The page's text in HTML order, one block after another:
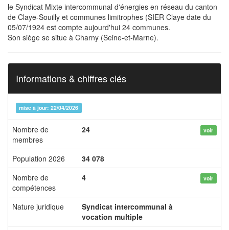
le Syndicat Mixte intercommunal d'énergies en réseau du canton
de Claye-Souilly et communes limitrophes (SIER Claye date du
05/07/1924 est compte aujourd'hui 24 communes.
Son siège se situe à Charny (Seine-et-Marne).
Informations & chiffres clés
mise à jour: 22/04/2026
Nombre de
membres
24 voir
Population 2026
34 078
Nombre de
compétences
4 voir
Nature juridique
Syndicat intercommunal à
vocation multiple